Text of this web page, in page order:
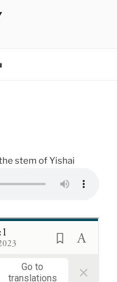
stem of Yishai